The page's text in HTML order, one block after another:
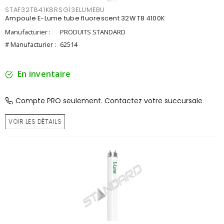
STAF32T841K8RSG13ELUMEBU
Ampoule E-Lume tube fluorescent 32W T8 4100K
Manufacturier :
PRODUITS STANDARD
# Manufacturier : 62514
En inventaire
Compte PRO seulement. Contactez votre succursale
VOIR LES DÉTAILS